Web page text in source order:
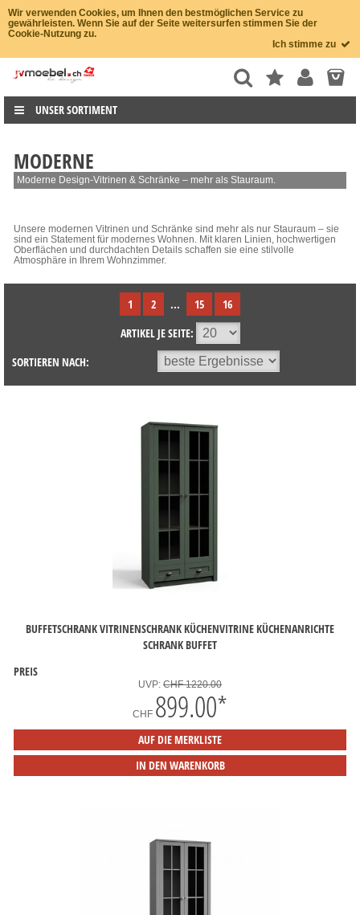
Wir verwenden Cookies, um Ihnen den bestmöglichen Service zu
gewährleisten. Wenn Sie auf der Seite weitersurfen stimmen Sie der
Cookie-Nutzung zu.
Ich stimme zu
UNSER SORTIMENT
MODERNE
Moderne Design-Vitrinen & Schränke – mehr als Stauraum.
Unsere modernen Vitrinen und Schränke sind mehr als nur Stauraum – sie
sind ein Statement für modernes Wohnen. Mit klaren Linien, hochwertigen
Oberflächen und durchdachten Details schaffen sie eine stilvolle
Atmosphäre in Ihrem Wohnzimmer.
1 2 ... 15
16
ARTIKEL JE SEITE:
SORTIEREN NACH:
BUFFETSCHRANK VITRINENSCHRANK KÜCHENVITRINE KÜCHENANRICHTE
SCHRANK BUFFET
PREIS
UVP: CHF 1220.00
CHF 899.00*
AUF DIE MERKLISTE
IN DEN WARENKORB